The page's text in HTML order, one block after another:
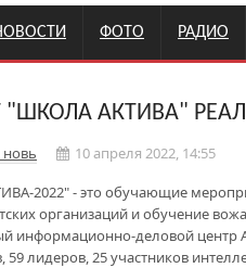
ФОТО РАДИО
"ШКОЛА АКТИВА"
новь
10 апреля 2022, 14:55
2022" - это обучающие
организаций и обучение
информационно-деловой центр
59 лидеров, 25 участников